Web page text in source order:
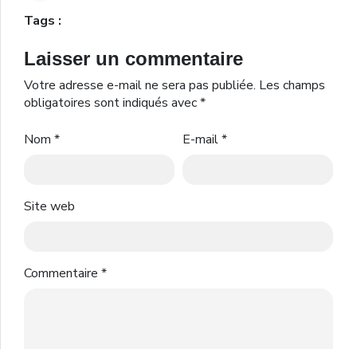
Tags :
Laisser un commentaire
Votre adresse e-mail ne sera pas publiée. Les champs
obligatoires sont indiqués avec*
Nom * E-mail*
Site web
Commentaire *